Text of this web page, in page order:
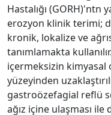
Hastalığı (GORH)'ntn
erozyon klinik terimi;
kronik, lokalize ve
tanımlamakta
içermeksizin kimyasal
yüzeyinden
gastroözefagial reflü
ağız içine ulaşması